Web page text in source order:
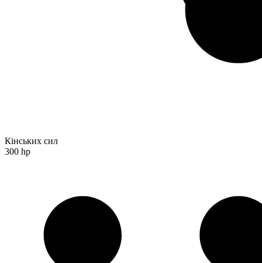
Кінських сил
300 hp